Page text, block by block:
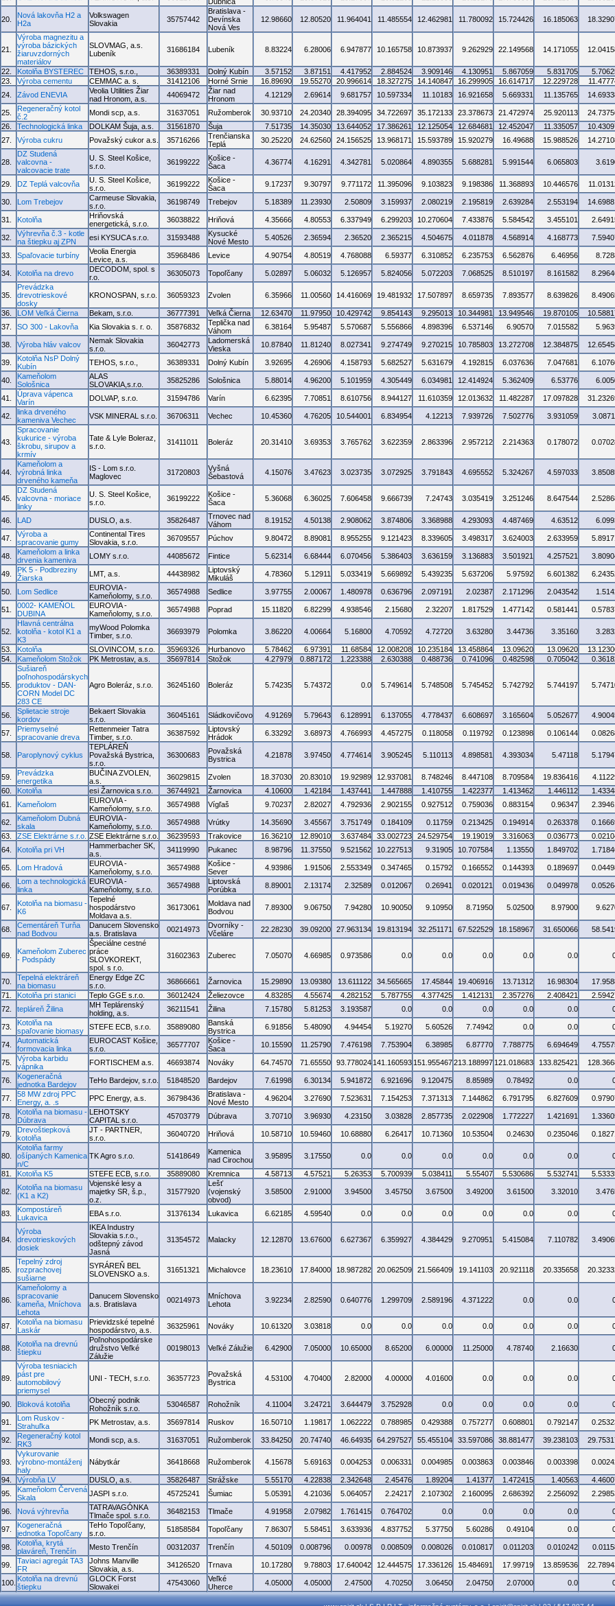
20.
Nová lakovňa H2 a
H2a
Volkswagen
Slovakia
35757442
Bratislava -
Devínska
Nová Ves
12.98660 12.80520 11.964041 11.485554 12.462981 11.780092 15.724426 16.185063
21.
Výroba magnezitu a
výroba bázických
žiaruvzdorných
materiálov
SLOVMAG, a.s.
Lubeník
31686184 Lubeník 8.83224 6.28006 6.947877 10.165758 10.873937 9.262929 22.149568 14.171055
22. Kotolňa BYSTEREC TEHOS, s.r.o., 36389331 Dolný Kubín 3.57152 3.87151 4.417952 2.884524 3.909146 4.130951 5.867059 5.831705
23.
Výroba cementu CEMMAC a. s. 31412106 Horné Srnie 16.89690 19.55270 20.996614 18.327275 14.140847 16.299905 16.614717 12.229728
24.
Závod ENEVIA
Veolia Utilities Žiar
nad Hronom, a.s.
44069472
Žiar nad
Hronom
4.12129 2.69614 9.681757 10.597334 11.10183 16.921658 5.669331 11.135765
25.
Regeneračný kotol
č.2
Mondi scp, a.s. 31637051 Ružomberok 30.93710 24.20340 28.394095 34.722697 35.172133 23.378673 21.472974 25.920113
26.
Technologická linka DOLKAM Šuja, a.s. 31561870 Šuja 7.51735 14.35030 13.644052 17.386261 12.125054 12.684681 12.452047 11.335057
27.
Výroba cukru Považský cukor a.s. 35716266
Trenčianska
Teplá
30.25220 24.62560 24.156525 13.968171 15.593789 15.920279 16.49688 15.988526
28.
DZ Studená
valcovna -
valcovacie trate
U. S. Steel Košice,
s.r.o.
36199222
Košice -
Šaca
4.36774 4.16291 4.342781 5.020864 4.890355 5.688281 5.991544 6.065803
29. DZ Teplá valcovňa
U. S. Steel Košice,
s.r.o.
36199222
Košice -
Šaca
9.17237 9.30797 9.771172 11.395096 9.103823 9.198386 11.368893 10.446576
30. Lom Trebejov
Carmeuse Slovakia,
s.r.o.
36198749 Trebejov 5.18389 11.23930 2.50809 3.159937 2.080219 2.195819 2.639284 2.553194
31. Kotolňa
Hriňovská
energetická, s.r.o.
36038822 Hriňová 4.35666 4.80553 6.337949 6.299203 10.270604 7.433876 5.584542 3.455101
32.
Výhrevňa č.3 - kotle
na štiepku aj ZPN
esi KYSUCA s.r.o. 31593488
Kysucké
Nové Mesto
5.40526 2.36594 2.36520 2.365215 4.504675 4.011878 4.568914 4.168773
33. Spaľovacie turbíny
Veolia Energia
Levice, a.s.
35968486 Levice 4.90754 4.80519 4.768088 6.59377 6.310852 6.235753 6.562876 6.46956
34. Kotolňa na drevo
DECODOM, spol. s
r.o.
36305073 Topoľčany 5.02897 5.06032 5.126957 5.824056 5.072203 7.068525 8.510197 8.161582
35.
Prevádzka
drevotrieskové
dosky
KRONOSPAN, s.r.o. 36059323 Zvolen 6.35966 11.00560 14.416069 19.481932 17.507897 8.659735 7.893577 8.639826
36. LOM Veľká Čierna Bekam, s.r.o. 36777391 Veľká Čierna 12.63470 11.97950 10.429742 9.854143 9.295013 10.344981 13.949546 19.870105
37.
SO 300 - Lakovňa Kia Slovakia s. r. o. 35876832
Teplička nad
Váhom
6.38164 5.95487 5.570687 5.556866 4.898396 6.537146 6.90570 7.015582
38. Výroba hláv valcov
Nemak Slovakia
s.r.o.
36042773
Ladomerská
Vieska
10.87840 11.81240 8.027341 9.274749 9.270215 10.785803 13.272708 12.384875
39.
Kotolňa NsP Dolný
Kubín
TEHOS, s.r.o., 36389331 Dolný Kubín 3.92695 4.26906 4.158793 5.682527 5.631679 4.192815 6.037636 7.047681
40.
Kameňolom
Sološnica
ALAS
SLOVAKIA,s.r.o.
35825286 Sološnica 5.88014 4.96200 5.101959 4.305449 6.034981 12.414924 5.362409 6.53776
41.
Úprava vápenca
Varín
DOLVAP, s.r.o. 31594786 Varín 6.62395 7.70851 8.610756 8.944127 11.610359 12.013632 11.482287 17.097828
42.
linka drveného
kameniva Vechec
VSK MINERAL s.r.o. 36706311 Vechec 10.45360 4.76205 10.544001 6.834954 4.12213 7.939726 7.502776 3.931059
43.
Spracovanie
kukurice - výroba
škrobu, sirupov a
krmív
Tate & Lyle Boleraz,
s.r.o.
31411011 Boleráz 20.31410 3.69353 3.765762 3.622359 2.863396 2.957212 2.214363 0.178072
44.
Kameňolom a
výrobná linka
drveného kameňa
IS - Lom s.r.o.
Maglovec
31720803
Vyšná
Šebastová
4.15076 3.47623 3.023735 3.072925 3.791843 4.695552 5.324267 4.597033
45.
DZ Studená
valcovna - moriace
linky
U. S. Steel Košice,
s.r.o.
36199222
Košice -
Šaca
5.36068 6.36025 7.606458 9.666739 7.24743 3.035419 3.251246 8.647544
46. LAD DUSLO, a.s. 35826487
Trnovec nad
Váhom
8.19152 4.50138 2.908062 3.874806 3.368988 4.293093 4.487469 4.63512
47.
Výroba a
spracovanie gumy
Continental Tires
Slovakia, s.r.o.
36709557 Púchov 9.80472 8.89081 8.955255 9.121423 8.339605 3.498317 3.624003 2.633959
48.
Kameňolom a linka
drvenia kameniva
LOMY s.r.o. 44085672 Fintice 5.62314 6.68444 6.070456 5.386403 3.636159 3.136883 3.501921 4.257521
49.
PK 5 - Podbreziny
Žiarska
LMT, a.s. 44438982
Liptovský
Mikuláš
4.78360 5.12911 5.033419 5.669892 5.439235 5.637206 5.97592 6.601382
50. Lom Sedlice
EUROVIA -
Kameňolomy, s.r.o.
36574988 Sedlice 3.97755 2.00067 1.480978 0.636796 2.097191 2.02387 2.171296 2.043542
51.
0002- KAMEŇOL
DUBINA
EUROVIA -
Kameňolomy, s.r.o.
36574988 Poprad 15.11820 6.82299 4.938546 2.15680 2.32207 1.817529 1.477142 0.581441
52.
Hlavná centrálna
kotolňa - kotol K1 a
K3
myWood Polomka
Timber, s.r.o.
36693979 Polomka 3.86220 4.00664 5.16800 4.70592 4.72720 3.63280 3.44736 3.35160
53. Kotolňa SLOVINCOM, s.r.o. 35969326 Hurbanovo 5.78462 6.97391 11.68584 12.008208 10.235184 13.458864 13.09620 13.09620
54.
Kameňolom Stožok PK Metrostav, a.s. 35697814 Stožok 4.27979 0.887172 1.223388 2.630388 0.488736 0.741096 0.482598 0.705042
55.
Sušiareň
poľnohospodárskych
produktov - DAN-
CORN Model DC
283 CE
Agro Boleráz, s.r.o. 36245160 Boleráz 5.74235 5.74372 0.0 5.749614 5.748508 5.745452 5.742792 5.744197
56.
Splietacie stroje
kordov
Bekaert Slovakia
s.r.o.
36045161 Sládkovičovo 4.91269 5.79643 6.128991 6.137055 4.778437 6.608697 3.165604 5.052677
57.
Priemyselné
spracovanie dreva
Rettenmeier Tatra
Timber, s.r.o.
36387592
Liptovský
Hrádok
6.33292 3.68973 4.766993 4.457275 0.118058 0.119792 0.123898 0.106144
58. Paroplynový cyklus
TEPLÁREŇ
Považská Bystrica,
s.r.o.
36300683
Považská
Bystrica
4.21878 3.97450 4.774614 3.905245 5.110113 4.898581 4.393034 5.47118
59.
Prevádzka
energetika
BUČINA ZVOLEN,
a.s.
36029815 Zvolen 18.37030 20.83010 19.92989 12.937081 8.748246 8.447108 8.709584 19.836416
60.
Kotolňa esi Žarnovica s.r.o. 36744921 Žarnovica 4.10600 1.42184 1.437441 1.447888 1.410755 1.422377 1.413462 1.446112
61.
Kameňolom
EUROVIA -
Kameňolomy, s.r.o.
36574988 Vígľaš 9.70237 2.82027 4.792936 2.902155 0.927512 0.759036 0.883154 0.96347
62.
Kameňolom Dubná
skala
EUROVIA -
Kameňolomy, s.r.o.
36574988 Vrútky 14.35690 3.45567 3.751749 0.184109 0.11759 0.213425 0.194914 0.263378
63.
ZSE Elektrárne s.r.o. ZSE Elektrárne s.r.o. 36239593 Trakovice 16.36210 12.89010 3.637484 33.002723 24.529754 19.19019 3.316063 0.036773
64.
Kotolňa pri VH
Hammerbacher SK,
a.s.
34119990 Pukanec 8.98796 11.37550 9.521562 10.227513 9.31905 10.707584 1.13550 1.849702
65. Lom Hradová
EUROVIA -
Kameňolomy, s.r.o.
36574988
Košice -
Sever
4.93986 1.91506 2.553349 0.347465 0.15792 0.166552 0.144393 0.189697
66.
Lom a technologická
linka
EUROVIA -
Kameňolomy, s.r.o.
36574988
Liptovská
Porúbka
8.89001 2.13174 2.32589 0.012067 0.26941 0.020121 0.019436 0.049978
67.
Kotolňa na biomasu -
K6
Tepelné
hospodárstvo
Moldava a.s.
36173061
Moldava nad
Bodvou
7.89300 9.06750 7.94280 10.90050 9.10950 8.71950 5.02500 8.97900
68.
Cementáreň Turňa
nad Bodvou
Danucem Slovensko
a.s. Bratislava
00214973
Dvorníky -
Včeláre
22.28230 39.09200 27.963134 19.813194 32.251171 67.522529 18.158967 31.650066
69.
Kameňolom Zuberec
- Podspády
Špeciálne cestné
práce
SLOVKOREKT,
spol. s r.o.
31602363 Zuberec 7.05070 4.66985 0.973586 0.0 0.0 0.0 0.0 0.0
70.
Tepelná elektráreň
na biomasu
Energy Edge ZC
s.r.o.
36866661 Žarnovica 15.29890 13.09380 13.611122 34.565665 17.45844 19.406916 13.71312 16.98304
71.
Kotolňa pri stanici Teplo GGE s.r.o. 36012424 Želiezovce 4.83285 4.55674 4.282152 5.787755 4.377425 1.412131 2.357276 2.408421
72.
tepláreň Žilina
MH Teplárenský
holding, a.s.
36211541 Žilina 7.15780 5.81253 3.193587 0.0 0.0 0.0 0.0 0.0
73.
Kotolňa na
spaľovanie biomasy
STEFE ECB, s.r.o. 35889080
Banská
Bystrica
6.91856 5.48090 4.94454 5.19270 5.60526 7.74942 0.0 0.0
74.
Automatická
formovacia linka
EUROCAST Košice,
s.r.o.
36577707
Košice -
Šaca
10.15590 11.25790 7.476198 7.753904 6.38985 6.87770 7.788775 6.694649
75.
Výroba karbidu
vápnika
FORTISCHEM a.s. 46693874 Nováky 64.74570 71.65550 93.778024 141.160593 151.955467213.188997 121.018683 133.825421
76.
Kogeneračná
jednotka Bardejov
TeHo Bardejov, s.r.o. 51848520 Bardejov 7.61998 6.30134 5.941872 6.921696 9.120475 8.85989 0.78492 0.0
77.
58 MW zdroj PPC
Energy, a. .s
PPC Energy, a.s. 36798436
Bratislava -
Nové Mesto
4.96204 3.27690 7.523631 7.154253 7.371313 7.144862 6.791795 6.827609
78.
Kotolňa na biomasu -
Dúbrava
LEHOTSKY
CAPITAL s.r.o.
45703779 Dúbrava 3.70710 3.96930 4.23150 3.03828 2.857735 2.022908 1.772227 1.421691
79.
Drevoštiepková
kotolňa
JT - PARTNER,
s.r.o.
36040720 Hriňová 10.58710 10.59460 10.68880 6.26417 10.71360 10.53504 0.24630 0.235046
80.
Kotolňa farmy
ošípaných Kamenica
n/C
TK Agro s.r.o. 51418649
Kamenica
nad Cirochou
3.95895 3.17550 0.0 0.0 0.0 0.0 0.0 0.0
81. Kotolňa K5 STEFE ECB, s.r.o. 35889080 Kremnica 4.58713 4.57521 5.26353 5.700939 5.038411 5.55407 5.530686 5.532741
82.
Kotolňa na biomasu
(K1 a K2)
Vojenské lesy a
majetky SR, š.p.,
o.z.
31577920
Lešť
(vojenský
obvod)
3.58500 2.91000 3.94500 3.45750 3.67500 3.49200 3.61500 3.32010
83.
Kompostáreň
Lukavica
EBA s.r.o. 31376134 Lukavica 6.62185 4.59540 0.0 0.0 0.0 0.0 0.0 0.0
84.
Výroba
drevotrieskových
dosiek
IKEA Industry
Slovakia s.r.o.,
odštepný závod
Jasná
31354572 Malacky 12.12870 13.67600 6.627367 6.359927 4.384429 9.270951 5.415084 7.110782
85.
Tepelný zdroj
rozprachovej
sušiarne
SYRÁREŇ BEL
SLOVENSKO a.s.
31651321 Michalovce 18.23610 17.84000 18.987282 20.062509 21.566409 19.141103 20.921118 20.335658
86.
Kameňolomy a
spracovanie
kameňa, Mníchova
Lehota
Danucem Slovensko
a.s. Bratislava
00214973
Mníchova
Lehota
3.92234 2.82590 0.640776 1.299709 2.589196 4.371222 0.0 0.0
87.
Kotolňa na biomasu
Laskár
Prievidzské tepelné
hospodárstvo, a.s.
36325961 Nováky 10.61320 3.03818 0.0 0.0 0.0 0.0 0.0 0.0
88.
Kotolňa na drevnú
štiepku
Poľnohospodárske
družstvo Veľké
Zálužie
00198013 Veľké Zálužie 6.42900 7.05000 10.65000 8.65200 6.00000 11.25000 4.78740 2.16630
89.
Výroba tesniacich
pást pre
automobilový
priemysel
UNI - TECH, s.r.o. 36357723
Považská
Bystrica
4.53100 4.70400 2.82000 4.00000 4.01600 0.0 0.0 0.0
90. Bloková kotolňa
Obecný podnik
Rohožník s.r.o.
53046587 Rohožník 4.11004 3.24721 3.644479 3.752928 0.0 0.0 0.0 0.0
91.
Lom Ruskov -
Strahuľka
PK Metrostav, a.s. 35697814 Ruskov 16.50710 1.19817 1.062222 0.788985 0.429388 0.757277 0.608801 0.792147
92.
Regeneračný kotol
RK3
Mondi scp, a.s. 31637051 Ružomberok 33.84250 20.74740 46.64935 64.297527 55.455104 33.597086 38.881477 39.238103
93.
Vykurovanie
výrobno-montáženj
haly
Nábytkár 36418668 Ružomberok 4.15678 5.69163 0.004253 0.006331 0.004985 0.003863 0.003846 0.003398
94. Výrobňa LV DUSLO, a.s. 35826487 Strážske 5.55170 4.22838 2.342648 2.45476 1.89204 1.41377 1.472415 1.40563
95.
Kameňolom Červená
Skala
JASPI s.r.o. 45725241 Šumiac 5.05391 4.21036 5.064057 2.24217 2.107302 2.160095 2.686392 2.256092
96. Nová výhrevňa
TATRAVAGÓNKA
Tlmače spol. s.r.o.
36482153 Tlmače 4.91958 2.07982 1.761415 0.764702 0.0 0.0 0.0 0.0
97.
Kogeneračná
jednotka Topoľčany
TeHo Topoľčany,
s.r.o.
51858584 Topoľčany 7.86307 5.58451 3.633936 4.837752 5.37750 5.60286 0.49104 0.0
98.
Kotolňa, krytá
plaváreň, Trenčín
Mesto Trenčín 00312037 Trenčín 4.50109 0.008796 0.00978 0.008509 0.008026 0.010817 0.011203 0.010242
99.
Taviaci agregát TA3
FR
Johns Manville
Slovakia, a.s.
34126520 Trnava 10.17280 9.78803 17.640042 12.444575 17.336126 15.484691 17.99719 13.859536
100. Kotolňa na drevnú
štiepku
GLOCK Forst
Slowakei
47543060
Veľké
Uherce
4.05000 4.05000 2.47500 4.70250 3.06450 2.04750 2.07000 0.0